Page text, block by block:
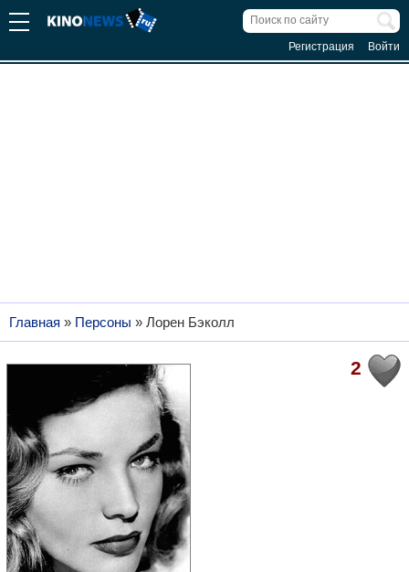
Регистрация Войти
Главная » Персоны » Лорен Бэколл
2